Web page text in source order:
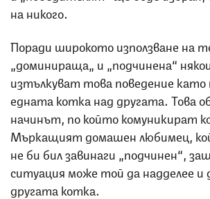
на никого.
Поради широкото използване на
„доминираща„ и „подчинена“
изтълкуват това поведение като
едната котка над другата. Това
начинът, по който комуникират
Мъркащият домашен любимец,
не би бил завинаги „подчинен“,
ситуация може той да надделее и
другата котка.